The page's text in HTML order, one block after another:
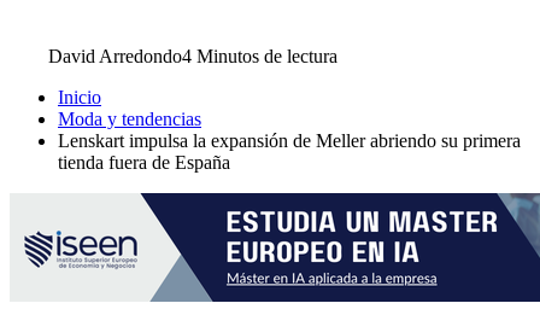
David Arredondo4 Minutos de lectura
Inicio
Moda y tendencias
Lenskart impulsa la expansión de Meller abriendo su primera
tienda fuera de España